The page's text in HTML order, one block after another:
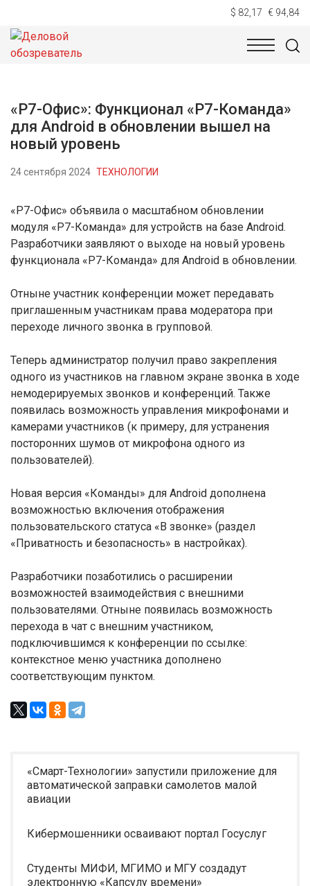
$ 82,17 € 94,84
НОВОСТИ
«Р7-Офис»: Функционал «Р7-Команда»
для Android в обновлении вышел на
новый уровень
24 сентября 2024 ТЕХНОЛОГИИ
«Р7-Офис» объявила о масштабном обновлении
модуля «Р7-Команда» для устройств на базе Android.
Разработчики заявляют о выходе на новый уровень
функционала «Р7-Команда» для Android в обновлении.
Отныне участник конференции может передавать
приглашенным участникам права модератора при
переходе личного звонка в групповой.
Теперь администратор получил право закрепления
одного из участников на главном экране звонка в ходе
немодерируемых звонков и конференций. Также
появилась возможность управления микрофонами и
камерами участников (к примеру, для устранения
посторонних шумов от микрофона одного из
пользователей).
Новая версия «Команды» для Android дополнена
возможностью включения отображения
пользовательского статуса «В звонке» (раздел
«Приватность и безопасность» в настройках).
Разработчики позаботились о расширении
возможностей взаимодействия с внешними
пользователями. Отныне появилась возможность
перехода в чат с внешним участником,
подключившимся к конференции по ссылке:
контекстное меню участника дополнено
соответствующим пунктом.
«Смарт-Технологии» запустили приложение для
автоматической заправки самолетов малой
авиации
Кибермошенники осваивают портал Госуслуг
Студенты МИФИ, МГИМО и МГУ создадут
электронную «Капсулу времени»